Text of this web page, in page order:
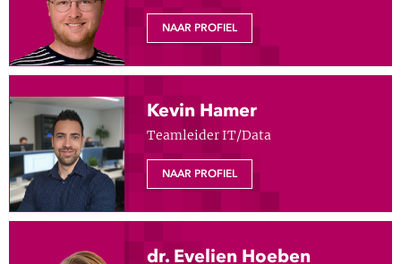
Podcast
NAAR PROFIEL
Kevin Hamer
Teamleider IT/Data
NAAR PROFIEL
dr. Evelien Hoeben